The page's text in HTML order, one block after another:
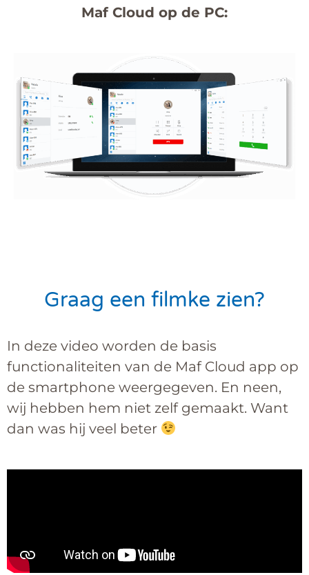
Maf Cloud op de PC:
Graag een filmke zien?
In deze video worden de basis
functionaliteiten van de Maf Cloud app op
de smartphone weergegeven. En neen,
wij hebben hem niet zelf gemaakt. Want
dan was hij veel beter